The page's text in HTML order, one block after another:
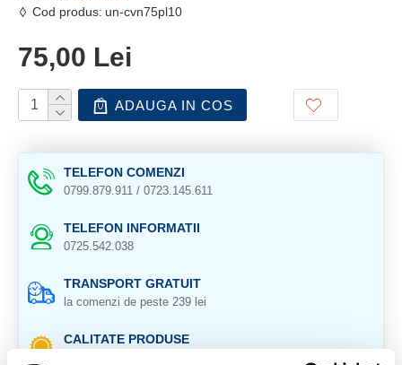
Cod produs: un-cvn75pl10
75,00 Lei
ADAUGA IN COS
TELEFON COMENZI
0799.879.911 / 0723.145.611
TELEFON INFORMATII
0725.542.038
TRANSPORT GRATUIT
la comenzi de peste 239 lei
CALITATE PRODUSE